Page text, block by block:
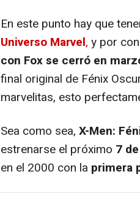
En este punto hay que
Universo Marvel, y por
con Fox se cerró en
final original de Fénix
marvelitas, esto
Sea como sea, X-Men:
estrenarse el próximo 7
en el 2000 con la primera